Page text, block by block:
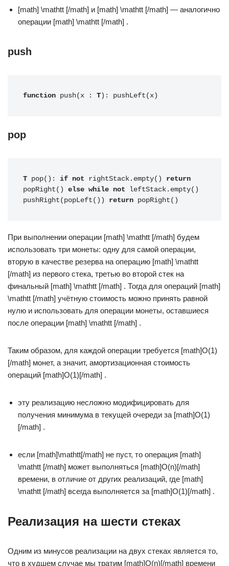
[math] \mathtt [/math] и [math] \mathtt [/math] — аналогично
операции [math] \mathtt [/math] .
push
function push(x : T ): pushLeft(x)
pop
T pop(): if not rightStack.empty() return
popRight() else while not leftStack.empty()
pushRight(popLeft()) return popRight()
При выполнении операции [math] \mathtt [/math] будем
использовать три монеты: одну для самой операции,
вторую в качестве резерва на операцию [math] \mathtt
[/math] из первого стека, третью во второй стек на
финальный [math] \mathtt [/math] . Тогда для операций [math]
\mathtt [/math] учётную стоимость можно принять равной
нулю и использовать для операции монеты, оставшиеся
после операции [math] \mathtt [/math] .
Таким образом, для каждой операции требуется [math]O(1)
[/math] монет, а значит, амортизационная стоимость
операций [math]O(1)[/math] .
эту реализацию несложно модифицировать для
получения минимума в текущей очереди за [math]O(1)
[/math] .
если [math]\mathtt[/math] не пуст, то операция [math]
\mathtt [/math] может выполняться [math]O(n)[/math]
времени, в отличие от других реализаций, где [math]
\mathtt [/math] всегда выполняется за [math]O(1)[/math] .
Реализация на шести стеках
Одним из минусов реализации на двух стеках является то,
что в худшем случае мы тратим [math]O(n)[/math] времени